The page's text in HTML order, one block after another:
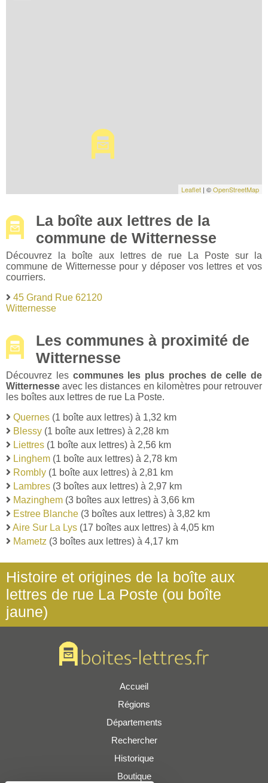
Leaflet | ©OpenStreetMap
La boîte aux lettres de la
commune de Witternesse
Découvrez la boîte aux lettres de rue La Poste sur la
commune de Witternesse pour y déposer vos lettres et vos
courriers.
45 Grand Rue 62120
Witternesse
Les communes à proximité de
Witternesse
Découvrez les communes les plus proches de celle de
Witternesse avec les distances en kilomètres pour retrouver
les boîtes aux lettres de rue La Poste.
Quernes (1 boîte aux lettres) à 1,32 km
Blessy (1 boîte aux lettres) à 2,28 km
Liettres (1 boîte aux lettres) à 2,56 km
Linghem (1 boîte aux lettres) à 2,78 km
Rombly (1 boîte aux lettres) à 2,81 km
Lambres (3 boîtes aux lettres) à 2,97 km
Mazinghem (3 boîtes aux lettres) à 3,66 km
Estree Blanche (3 boîtes aux lettres) à 3,82 km
Aire Sur La Lys (17 boîtes aux lettres) à 4,05 km
Mametz (3 boîtes aux lettres) à 4,17 km
Histoire et origines de la boîte aux
lettres de rue La Poste (ou boîte
jaune)
Accueil
Régions
Départements
Rechercher
Historique
Boutique